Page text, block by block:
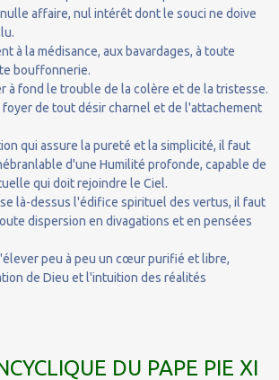
affaire, nul intérêt dont le souci ne doive
à la médisance, aux bavardages, à toute
bouffonnerie.
à fond le trouble de la colère et de la tristesse.
foyer de tout désir charnel et de l'attachement
qui assure la pureté et la simplicité, il faut
d'une Humilité profonde, capable de
qui doit rejoindre le Ciel.
là-dessus l'édifice spirituel des vertus, il faut
dispersion en divagations et en pensées
peu à peu un cœur purifié et libre,
de Dieu et l'intuition des réalités
DU PAPE PIE XI